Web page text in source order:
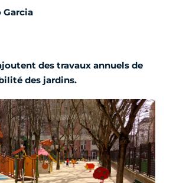
Garcia
des travaux annuels de
des jardins.